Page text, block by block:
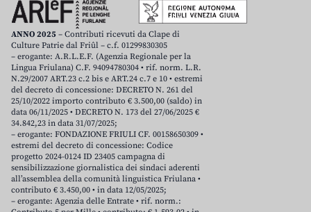
ANNO 2025 – Contributi ricevuti da Clape di
Culture Patrie dal Friûl – c.f. 01299830305
– erogante: A.R.L.E.F. (Agenzia Regionale per la
Lingua Friulana) C.F. 94094780304 • rif. norm. L.R.
N.29/2007 ART.23 c.2 bis e ART.24 c.7 e 10 • estremi
del decreto di concessione: DECRETO N. 261 del
25/10/2022 importo contributo € 3.500,00 (saldo) in
data 06/11/2025 • DECRETO N. 173 del 27/06/2025 €
34.842,23 in data 31/07/2025;
– erogante: FONDAZIONE FRIULI CF. 00158650309 •
estremi del decreto di concessione: Codice
progetto 2024-0124 ID 23405 campagna di
sensibilizzazione giornalistica dei sindaci aderenti
all’assemblea della comunità linguistica Friulana •
contributo € 3.450,00 • in data 12/05/2025;
– erogante: Agenzia delle Entrate • rif. norm.: